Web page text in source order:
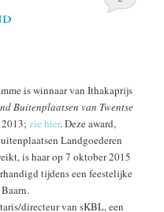
is winnaar van Ithakaprijs
Buitenplaatsen van Twentse
2013;zie hier. Deze award,
Landgoederen
is haar op 7 oktober 2015
tijdens een feestelijke
directeur van sKBL, een